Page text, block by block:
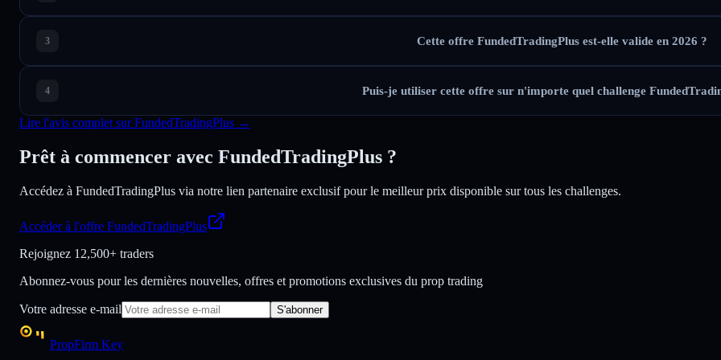
Cette offre FundedTradingPlus est-elle valide en 2026 ?
Puis-je utiliser cette offre sur n'importe quel challenge
Lire l'avis complet sur FundedTradingPlus →
Prêt à commencer avec FundedTradingPlus ?
Accédez à FundedTradingPlus via notre lien partenaire exclusif pour le meilleur prix disponible sur tous les challenges.
Accéder à l'offre FundedTradingPlus
Rejoignez 12,500+ traders
Abonnez-vous pour les dernières nouvelles, offres et promotions exclusives du prop trading
Votre adresse e-mail S'abonner
PropFirm Key